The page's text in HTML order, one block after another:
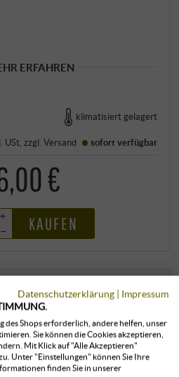
ERFAHREN
klimatisiert gelagert
USt , zzgl.Versand sofort verfügbar
€
+
–
KAUFEN
Datenschutzerklärung | Impressum
des Shops erforderlich, andere helfen, unser
Sie können die Cookies akzeptieren,
Mit Klick auf "Alle Akzeptieren"
Unter "Einstellungen" können Sie Ihre
finden Sie in unserer